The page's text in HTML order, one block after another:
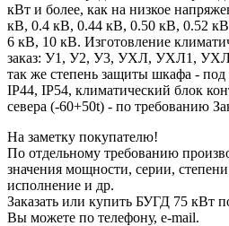
кВт и более, как на низкое
кВ, 0.4 кВ, 0.44 кВ, 0.50 кВ, 0.52
6 кВ, 10 кВ. Изготовление
заказ: У1, У2, У3, УХЛ, УХЛ1,
так же степень защиты шкафа - под
IP44, IP54, климатический блок
севера (-60+50t) - по требованию
На заметку покупателю!
По отдельному требованию
значения мощности, серии,
исполнение и др.
Заказать или купить БУГД 75 кВт
Вы можете по телефону, e-mail.